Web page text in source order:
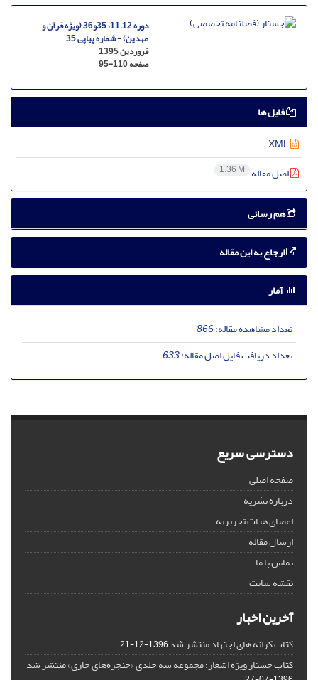
دوره 11.12، 35و36 (ویژه قرآن و
عهدین) - شماره پیاپی 35
فروردین 1395
صفحه95-110
فایل ها
اصل مقاله 1.36 M
هم رسانی
ارجاع به این مقاله
آمار
تعداد مشاهده مقاله:866
تعداد دریافت فایل اصل مقاله:633
دسترسی سریع
صفحه اصلی
درباره نشریه
اعضای هیات تحریریه
ارسال مقاله
تماس با ما
نقشه سایت
آخرین اخبار
کتاب کرانه های اجتهاد منتشر شد1396-12-21
کتاب جستار ویژه اشعار؛ مجموعه سه جلدی «حنجره‌های جاری» منتشر شد